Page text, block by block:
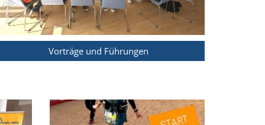
Vorträge und Führungen